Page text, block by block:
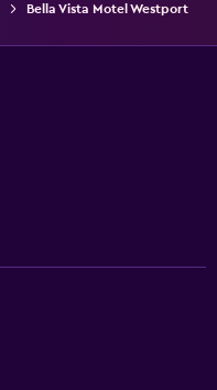
Bella Vista Motel Westport